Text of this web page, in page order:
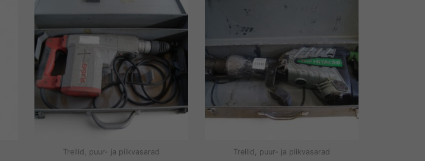
Trellid, puur- ja piikvasarad Trellid, puur- ja piikvasarad